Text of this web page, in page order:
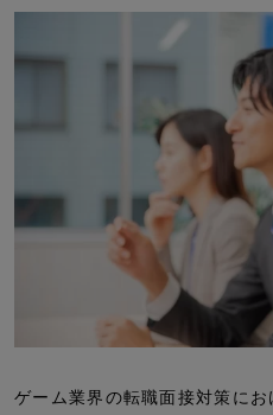
ゲーム業界の転職面接対策に